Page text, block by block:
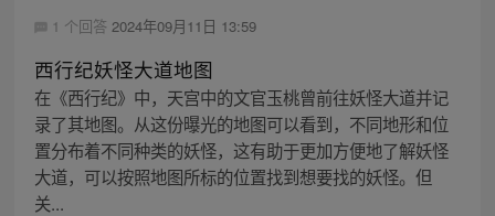
1 个回答 2024年09月11日 13:59
西行纪妖怪大道地图
在《西行纪》中，天宫中的文官玉桃曾前往妖怪大道并记
录了其地图。从这份曝光的地图可以看到，不同地形和位
置分布着不同种类的妖怪，这有助于更加方便地了解妖怪
大道，可以按照地图所标的位置找到想要找的妖怪。但
关...